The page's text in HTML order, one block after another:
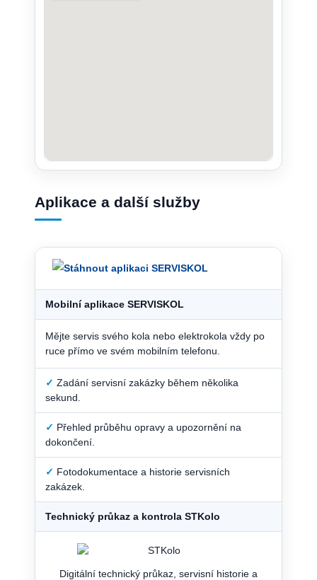
Aplikace a další služby
Mobilní aplikace SERVISKOL
Mějte servis svého kola nebo elektrokola vždy po
ruce přímo ve svém mobilním telefonu.
✓ Zadání servisní zakázky během několika
sekund.
✓ Přehled průběhu opravy a upozornění na
dokončení.
✓ Fotodokumentace a historie servisních
zakázek.
Technický průkaz a kontrola STKolo
Digitální technický průkaz, servisní historie a